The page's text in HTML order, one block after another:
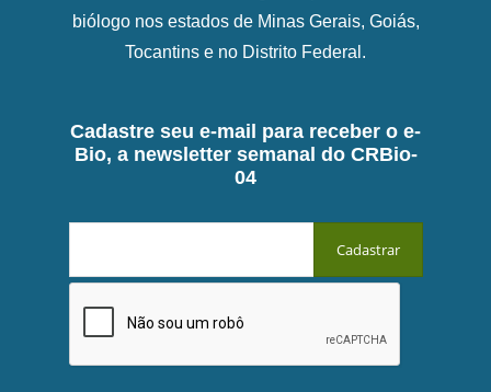
biólogo nos estados de Minas Gerais, Goiás,
Tocantins e no Distrito Federal.
Cadastre seu e-mail para receber o e-
Bio, a newsletter semanal do CRBio-
04